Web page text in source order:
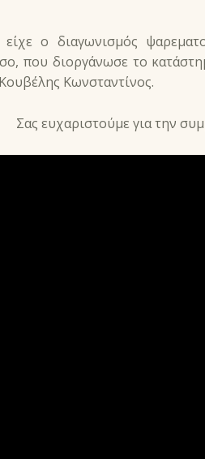
είχε ο διαγωνισμός
που διοργάνωσε το
Κωνσταντίνος.
Σας ευχαριστούμε για την